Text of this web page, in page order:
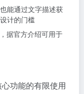
能通过文字描述获
计的门槛
据官方介绍可用于
心功能的有限使用